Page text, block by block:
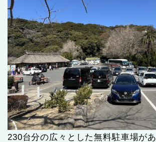
230台分の広々とした無料駐車場があ